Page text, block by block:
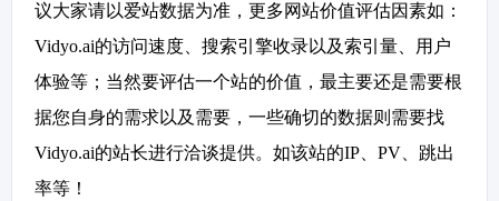
议大家请以爱站数据为准，更多网站价值评估因素如：
Vidyo.ai的访问速度、搜索引擎收录以及索引量、用户
体验等；当然要评估一个站的价值，最主要还是需要根
据您自身的需求以及需要，一些确切的数据则需要找
Vidyo.ai的站长进行洽谈提供。如该站的IP、PV、跳出
率等！